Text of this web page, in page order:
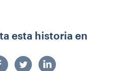
esta historia en